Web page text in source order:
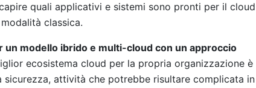
quali applicativi e sistemi sono pronti per il cloud
classica.
un modello ibrido e multi-cloud con un approccio
ecosistema cloud per la propria organizzazione è
attività che potrebbe risultare complicata in